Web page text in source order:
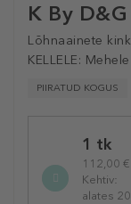
K By
Lõhnaainete
KELLELE: Mehele
PIIRATUD KOGUS
variation1 tk
112,00
Kehtiv:
alates